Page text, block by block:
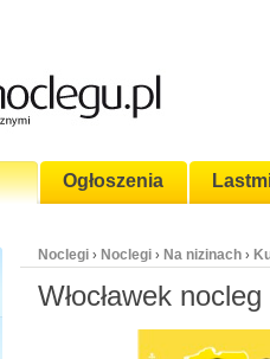
Ogłoszenia
Noclegi › Noclegi › Na nizinach ›
Włocławek nocleg